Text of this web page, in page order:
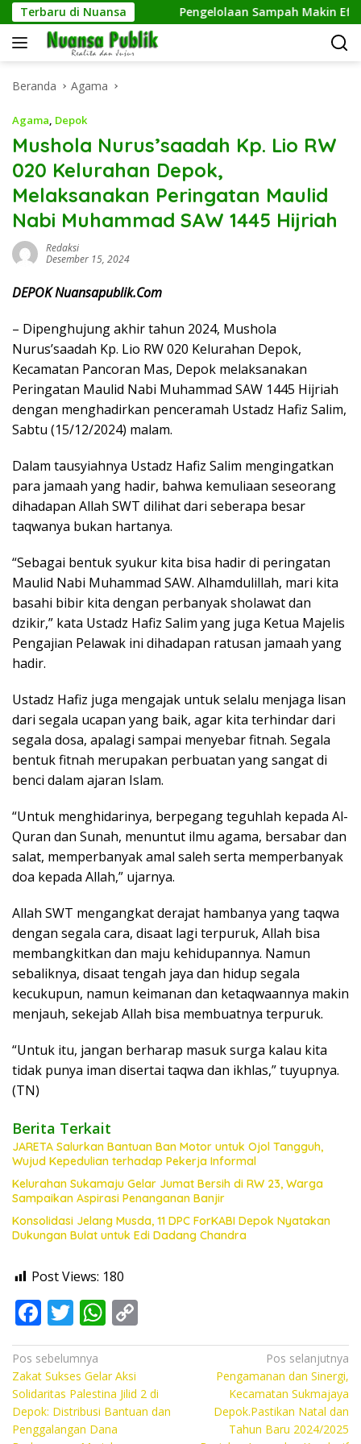
Langsung
ke
konten
Terbaru di Nuansa
Informal Pengelolaan Sampah Makin Efisien,
Beranda Agama
Agama, Depok
Mushola Nurus’saadah Kp. Lio RW
020 Kelurahan Depok,
Melaksanakan Peringatan Maulid
Nabi Muhammad SAW 1445 Hijriah
Redaksi
Desember 15, 2024
DEPOK Nuansapublik.Com
– Dipenghujung akhir tahun 2024, Mushola
Nurus’saadah Kp. Lio RW 020 Kelurahan Depok,
Kecamatan Pancoran Mas, Depok melaksanakan
Peringatan Maulid Nabi Muhammad SAW 1445 Hijriah
dengan menghadirkan penceramah Ustadz Hafiz Salim,
Sabtu (15/12/2024) malam.
Dalam tausyiahnya Ustadz Hafiz Salim mengingatkan
para jamaah yang hadir, bahwa kemuliaan seseorang
dihadapan Allah SWT dilihat dari seberapa besar
taqwanya bukan hartanya.
“Sebagai bentuk syukur kita bisa hadir di peringatan
Maulid Nabi Muhammad SAW. Alhamdulillah, mari kita
basahi bibir kita dengan perbanyak sholawat dan
dzikir,” kata Ustadz Hafiz Salim yang juga Ketua Majelis
Pengajian Pelawak ini dihadapan ratusan jamaah yang
hadir.
Ustadz Hafiz juga mengajak untuk selalu menjaga lisan
dari segala ucapan yang baik, agar kita terhindar dari
segala dosa, apalagi sampai menyebar fitnah. Segala
bentuk fitnah merupakan perbuatan yang sangat di
benci dalam ajaran Islam.
“Untuk menghidarinya, berpegang teguhlah kepada Al-
Quran dan Sunah, menuntut ilmu agama, bersabar dan
salat, memperbanyak amal saleh serta memperbanyak
doa kepada Allah,” ujarnya.
Allah SWT mengangkat derajat hambanya yang taqwa
dengan segala cara, disaat lagi terpuruk, Allah bisa
membangkitkan dan maju kehidupannya. Namun
sebaliknya, disaat tengah jaya dan hidup segala
kecukupun, namun keimanan dan ketaqwaannya makin
menjauh, sekejab Allah bisa membuatnya terpuruk.
“Untuk itu, jangan berharap masuk surga kalau kita
tidak punya iman disertai taqwa dan ikhlas,” tuyupnya.
(TN)
Berita Terkait
JARETA Salurkan Bantuan Ban Motor untuk Ojol Tangguh,
Wujud Kepedulian terhadap Pekerja Informal
Kelurahan Sukamaju Gelar Jumat Bersih di RW 23, Warga
Sampaikan Aspirasi Penanganan Banjir
Konsolidasi Jelang Musda, 11 DPC ForKABI Depok Nyatakan
Dukungan Bulat untuk Edi Dadang Chandra
Post Views: 180
F
ac
e
b
o
T
w
itt
er
W
h
at
s
A
o
y
Li
Navigasi
pos
Pos sebelumnya
Zakat Sukses Gelar Aksi
Solidaritas Palestina Jilid 2 di
Depok: Distribusi Bantuan dan
Penggalangan Dana
Pos selanjutnya
Pengamanan dan Sinergi,
Kecamatan Sukmajaya
Depok.Pastikan Natal dan
Tahun Baru 2024/2025